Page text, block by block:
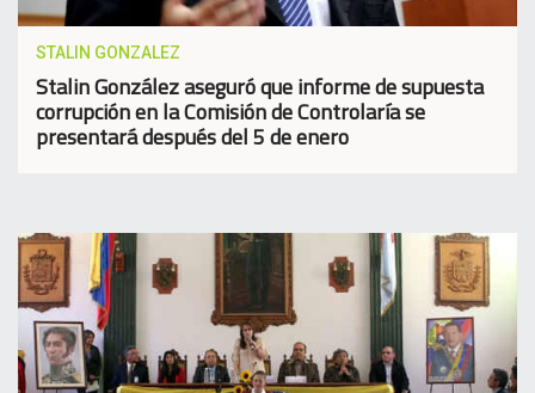
STALIN GONZALEZ
Stalin González aseguró que informe de supuesta
corrupción en la Comisión de Controlaría se
presentará después del 5 de enero